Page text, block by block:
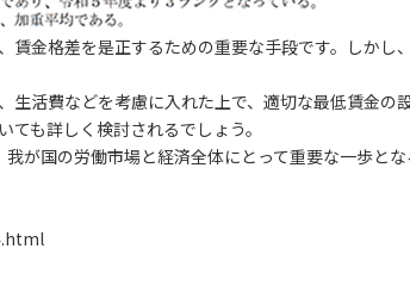
金格差を是正するための重要な手段です。しか
生活費などを考慮に入れた上で、適切な最低賃金
も詳しく検討されるでしょう。
が国の労働市場と経済全体にとって重要な一歩と